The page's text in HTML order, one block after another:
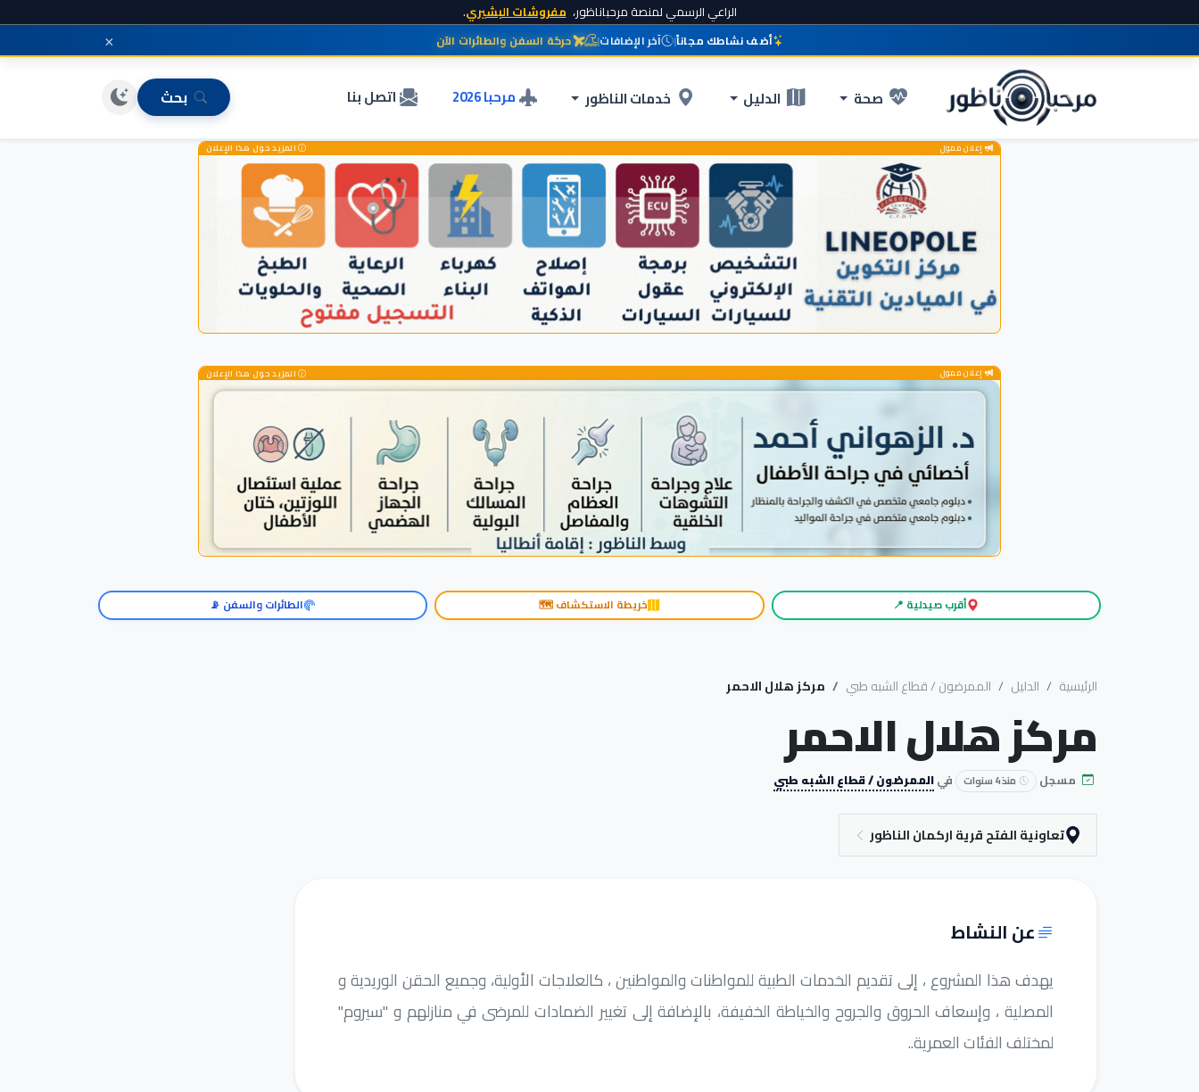
الراعي الرسمي لمنصة مرحباناظور، مفروشات البشيري.
أضف نشاطك مجاناً| آخر الإضافات| حركة السفن والطائرات الآن ×
صحة الدليل خدمات الناظور مرحبا 2026 اتصل بنا بحث
إعلان ممول المزيد حول هذا الإعلان
إعلان ممول المزيد حول هذا الإعلان
أقرب صيدلية 📍 خريطة الاستكشاف 🗺️ الطائرات والسفن 📡
الرئيسية الدليل الممرضون / قطاع الشبه طبي مركز هلال الاحمر
مركز هلال الاحمر
مسجل منذ 4 سنوات فيالممرضون / قطاع الشبه طبي
تعاونية الفتح قرية اركمان الناظور
عن النشاط
يهدف هذا المشروع ، إلى تقديم الخدمات الطبية للمواطنات والمواطنين ، كالعلاجات الأولية، وجميع الحقن الوريدية و
المصلية ، وإسعاف الحروق والجروح والخياطة الخفيفة، بالإضافة إلى تغيير الضمادات للمرضى في منازلهم و "سيروم"
لمختلف الفئات العمرية..